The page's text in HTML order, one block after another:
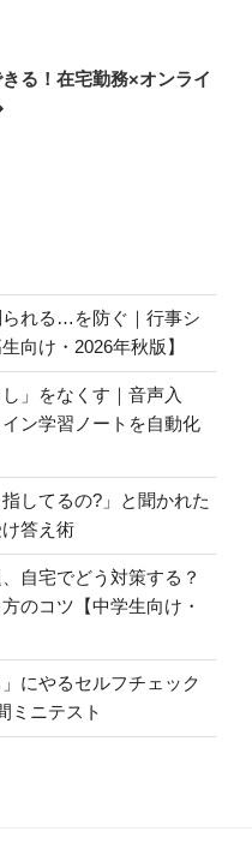
る！在宅勤務×オンライ
れる…を防ぐ｜行事シ
向け・2026年秋版】
」をなくす｜音声入
ン学習ノートを自動化
してるの?」と聞かれた
答え術
自宅でどう対策する？
のコツ【中学生向け・
にやるセルフチェック
ミニテスト